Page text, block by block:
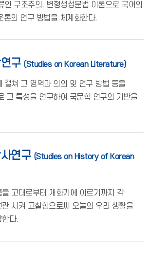
인 구조주의, 변형생성문법 이론으로 국어의
론의 연구 방법을 체계화한다.
구 (Studies on Korean Literature)
걸쳐 그 영역과 의의 및 연구 방법 등을
그 특성을 연구하여 국문학 연구의 기반을
연구 (Studies on History of Korean
고대로부터 개화기에 이르기까지 각
시켜 고찰함으로써 오늘의 우리 생활을
다.